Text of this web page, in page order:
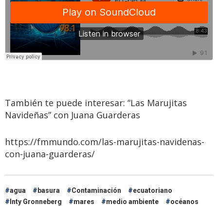
También te puede interesar: “Las Marujitas
Navideñas” con Juana Guarderas
https://fmmundo.com/las-marujitas-navidenas-
con-juana-guarderas/
agua basura Contaminación
ecuatoriano
Inty Gronneberg
mares medio ambiente
océanos